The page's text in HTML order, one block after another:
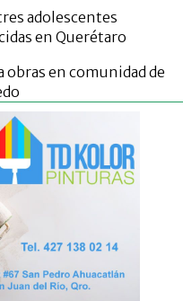
adolescentes
en Querétaro
en comunidad de